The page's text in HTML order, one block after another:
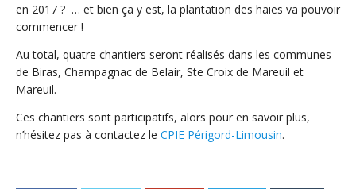
en 2017 ? … et bien ça y est, la plantation des haies va pouvoir
commencer !
Au total, quatre chantiers seront réalisés dans les communes
de Biras, Champagnac de Belair, Ste Croix de Mareuil et
Mareuil.
Ces chantiers sont participatifs, alors pour en savoir plus,
n’hésitez pas à contactez le CPIE Périgord-Limousin.